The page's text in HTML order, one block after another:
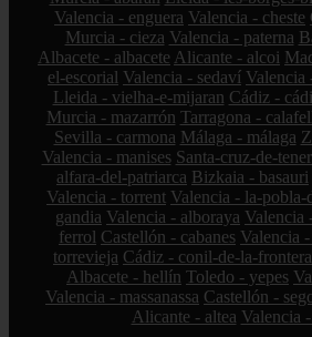
Valencia - enguera Valencia - cheste
Murcia - cieza Valencia - paterna
Albacete - albacete Alicante - alcoi
el-escorial Valencia - sedaví Valencia
Lleida - vielha-e-mijaran Cádiz -
Murcia - mazarrón Tarragona -
Sevilla - carmona Málaga - málaga
Valencia - manises Santa-cruz-de-
alfara-del-patriarca Bizkaia - basauri
Valencia - torrent Valencia - la-pobla-
gandia Valencia - alboraya Valencia
ferrol Castellón - cabanes Valencia
torrevieja Cádiz - conil-de-la-frontera
Albacete - hellín Toledo - yepes
Valencia - massanassa Castellón -
Alicante - altea Valencia